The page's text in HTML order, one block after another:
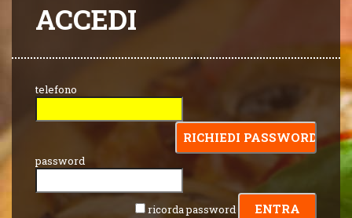
ACCEDI
telefono
password
ricorda password